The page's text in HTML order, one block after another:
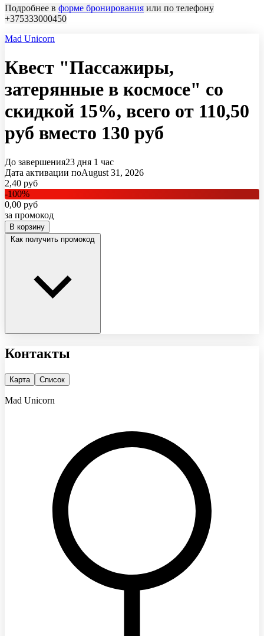
Подробнее в форме бронирования или по телефону
+375333000450
Mad Unicorn
Квест "Пассажиры,
затерянные в космосе" со
скидкой 15%, всего от 110,50
руб вместо 130 руб
До завершения23 дня 1 час
Дата активации поAugust 31, 2026
2,40 руб
-100%
0,00 руб
за промокод
В корзину
Как получить промокод
Контакты
Карта Список
Mad Unicorn